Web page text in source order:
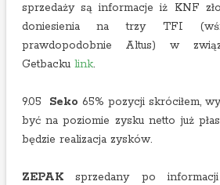
sprzedaży są informacje iż KNF
doniesienia na trzy TFI
prawdopodobnie Altus) w
Getbacku link.
9.05 Seko 65% pozycji skróciłem,
być na poziomie zysku netto już
będzie realizacja zysków.
ZEPAKsprzedany po